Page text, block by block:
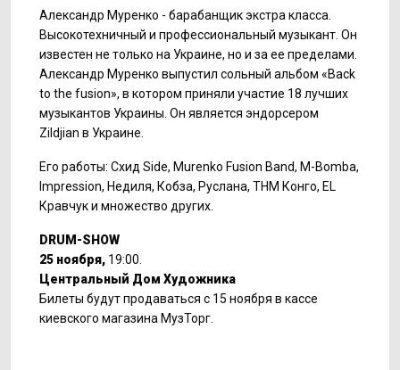
Александр Муренко - барабанщик экстра класса.
Высокотехничный и профессиональный музыкант. Он
известен не только на Украине, но и за ее пределами.
Александр Муренко выпустил сольный альбом «Back
to the fusion», в котором приняли участие 18 лучших
музыкантов Украины. Он является эндорсером
Zildjian в Украине.
Его работы: Схид Side, Murenko Fusion Band, M-Bomba,
Impression, Недиля, Кобза, Руслана, ТНМ Конго, ЕL
Кравчук и множество других.
DRUM-SHOW
25 ноября, 19:00.
Центральный Дом Художника
Билеты будут продаваться с 15 ноября в кассе
киевского магазина МузТорг.